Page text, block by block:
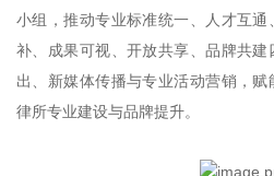
小组，推动专业标准统一、人才互
补、成果可视、开放共享、品牌共
出、新媒体传播与专业活动营销，
律所专业建设与品牌提升。